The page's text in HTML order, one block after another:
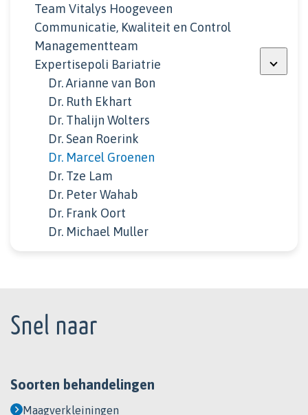
Team Vitalys Hoogeveen
Communicatie, Kwaliteit en Control
Managementteam
Expertisepoli Bariatrie
Dr. Arianne van Bon
Dr. Ruth Ekhart
Dr. Thalijn Wolters
Dr. Sean Roerink
Dr. Marcel Groenen
Dr. Tze Lam
Dr. Peter Wahab
Dr. Frank Oort
Dr. Michael Muller
Snel naar
Soorten behandelingen
Maagverkleiningen